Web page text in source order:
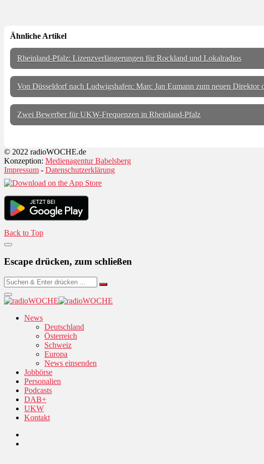
Ähnliche Artikel
Rheinland-Pfalz: Lizenzverlängerungen für Rockland und Lokalradios
Von Düsseldorf nach Ludwigshafen: Marc Jan Eumann zum neuen
Zwei Bewerber für UKW-Frequenzen in Rheinland-Pfalz
© 2022 radioWOCHE.de
Konzeption: Medienagentur Babelsberg
Impressum - Datenschutzerklärung
Back to Top
Escape drücken, zum schließen
News
Deutschland
Österreich
Schweiz
Europa
News einsenden
Jobbörse
Personalien
Podcasts
DAB+
UKW
Kontakt